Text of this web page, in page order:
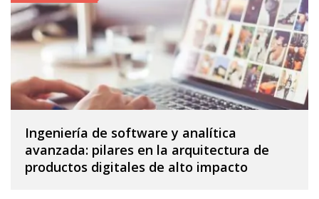
Ingeniería de software y analítica
avanzada: pilares en la arquitectura de
productos digitales de alto impacto